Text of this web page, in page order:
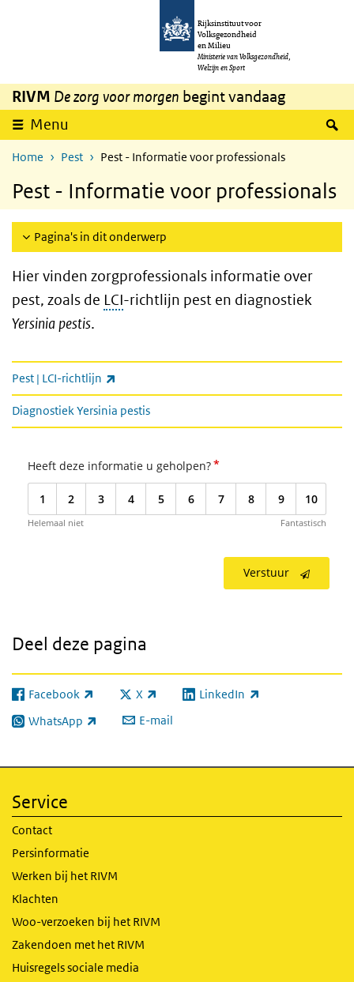
Overslaan en naar de inhoud gaan
Rijksinstituut voor
Volksgezondheid
en Milieu
Ministerie van Volksgezondheid,
Welzijn en Sport
RIVM De zorg voor morgen begint vandaag
Menu
Home Pest Pest - Informatie voor professionals
Pest - Informatie voor professionals
Pagina's in dit onderwerp
Hier vinden zorgprofessionals informatie over
pest, zoals de LCI-richtlijn pest en diagnostiek
Yersinia pestis.
Informatie voor professionals
Pest | LCI-richtlijn
Diagnostiek Yersinia pestis
Heeft deze informatie u geholpen?*
1 2 3 4 5 6 7 8 9 10
Helemaal niet Fantastisch
Verstuur
Deel deze pagina
Facebook
(externe link) X
(externe link) LinkedIn
(externe link)
WhatsApp
(externe link) E-mail
Service
Contact
Persinformatie
Werken bij het RIVM
Klachten
Woo-verzoeken bij het RIVM
Zakendoen met het RIVM
Huisregels sociale media